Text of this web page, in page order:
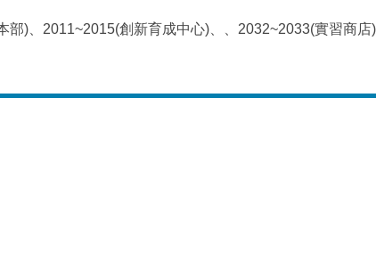
)、2011~2015(創新育成中心)、、2032~2033(實習商店)